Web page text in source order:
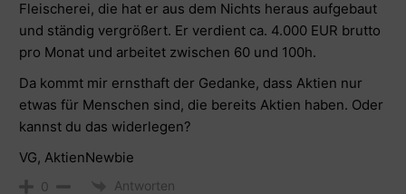
Fleischerei, die hat er aus dem Nichts heraus aufgebaut
und ständig vergrößert. Er verdient ca. 4.000 EUR brutto
pro Monat und arbeitet zwischen 60 und 100h.
Da kommt mir ernsthaft der Gedanke, dass Aktien nur
etwas für Menschen sind, die bereits Aktien haben. Oder
kannst du das widerlegen?
VG, AktienNewbie
0 Antworten